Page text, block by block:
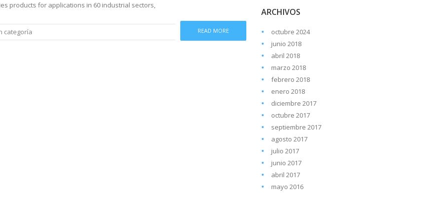
products for applications in 60 industrial sectors,
READ MORE
categoría
ARCHIVOS
octubre 2024
junio 2018
abril 2018
marzo 2018
febrero 2018
enero 2018
diciembre 2017
octubre 2017
septiembre 2017
agosto 2017
julio 2017
junio 2017
abril 2017
mayo 2016